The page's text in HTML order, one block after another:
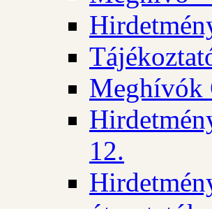
Meghívók
12.